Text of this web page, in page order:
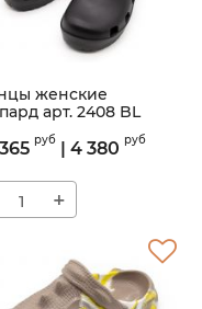
женские
арт. 2408 BL
2408
365 руб| 4 380 руб
+